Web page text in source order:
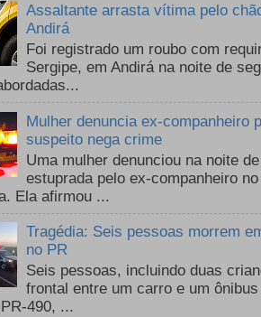
Assaltante arrasta vítima pelo
Andirá
Foi registrado um roubo com
Sergipe, em Andirá na noite de
Mulher denuncia ex-companheiro
suspeito nega crime
Uma mulher denunciou na noite
estuprada pelo ex-companheiro
Ela afirmou ...
Tragédia: Seis pessoas morrem
no PR
Seis pessoas, incluindo duas
frontal entre um carro e um
490, ...